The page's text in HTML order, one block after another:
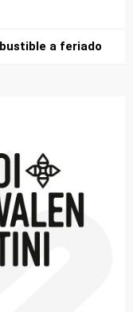
a feriado